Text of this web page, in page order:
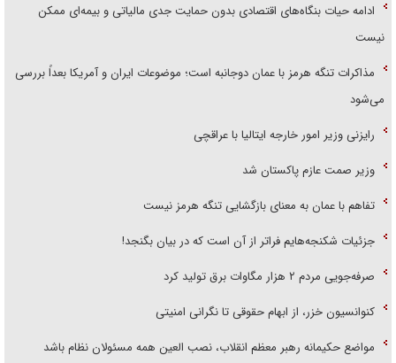
ادامه حیات بنگاه‌های اقتصادی بدون حمایت جدی مالیاتی و بیمه‌ای ممکن
نیست
مذاکرات تنگه هرمز با عمان دوجانبه است؛ موضوعات ایران و آمریکا بعداً بررسی
می‌شود
رایزنی وزیر امور خارجه ایتالیا با عراقچی
وزیر صمت عازم پاکستان شد
تفاهم با عمان به معنای بازگشایی تنگه هرمز نیست
جزئیات شکنجه‌هایم فراتر از آن است که در بیان بگنجد!
صرفه‌جویی مردم ۲ هزار مگاوات برق تولید کرد
کنوانسیون خزر، از ابهام حقوقی تا نگرانی امنیتی
مواضع حکیمانه رهبر معظم انقلاب، نصب العین همه مسئولان نظام باشد